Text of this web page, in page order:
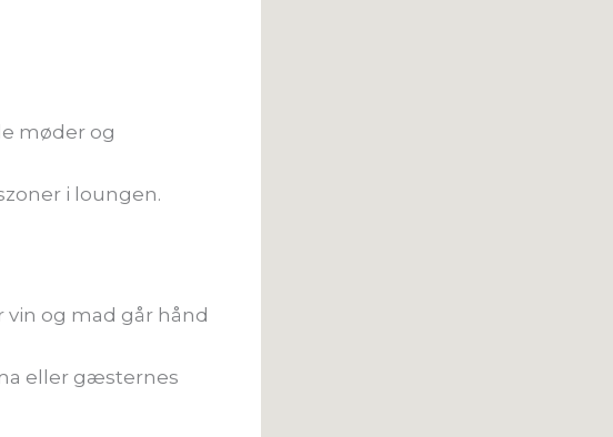
møder og
i loungen.
og mad går hånd
eller gæsternes